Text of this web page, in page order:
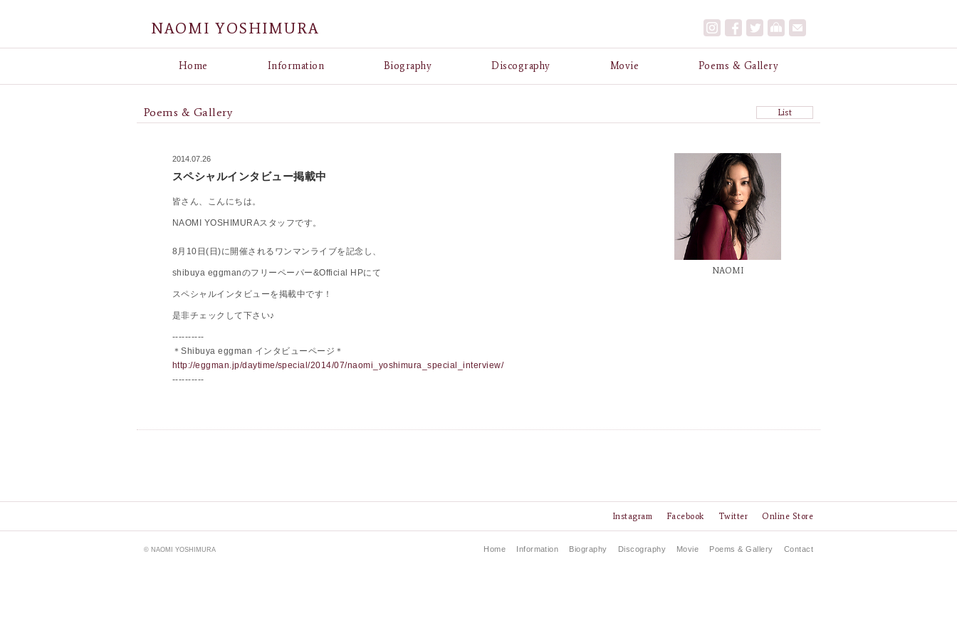
NAOMI YOSHIMURA
Home Information Biography Discography Movie Poems & Gallery
List
Poems & Gallery
NAOMI
2014.07.26
スペシャルインタビュー掲載中
皆さん、こんにちは。
NAOMI YOSHIMURAスタッフです。
8月10日(日)に開催されるワンマンライブを記念し、
shibuya eggmanのフリーペーパー&Official HPにて
スペシャルインタビューを掲載中です！
是非チェックして下さい♪
----------
＊Shibuya eggman インタビューページ＊
http://eggman.jp/daytime/special/2014/07/naomi_yoshimura_special_interview/
----------
Online Store
Twitter
Facebook
Instagram
Home Information Biography Discography Movie Poems & Gallery Contact
© NAOMI YOSHIMURA